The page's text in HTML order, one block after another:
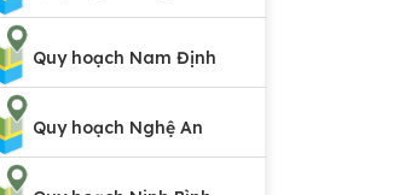
Quy hoạch Nam Định
Quy hoạch Nghệ An